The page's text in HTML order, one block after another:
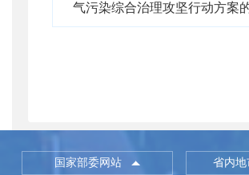
气污染综合治理攻坚行动方案
国家部委网站 省内